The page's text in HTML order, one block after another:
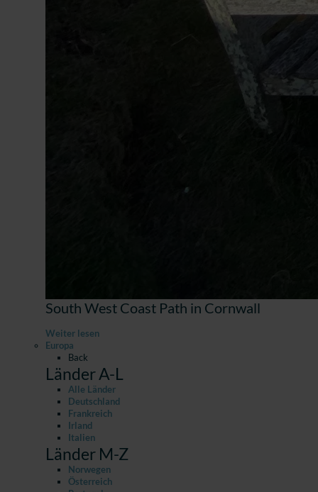
South West Coast Path in Cornwall
Weiter lesen
Europa
Back
Länder A-L
Alle Länder
Deutschland
Frankreich
Irland
Italien
Länder M-Z
Norwegen
Österreich